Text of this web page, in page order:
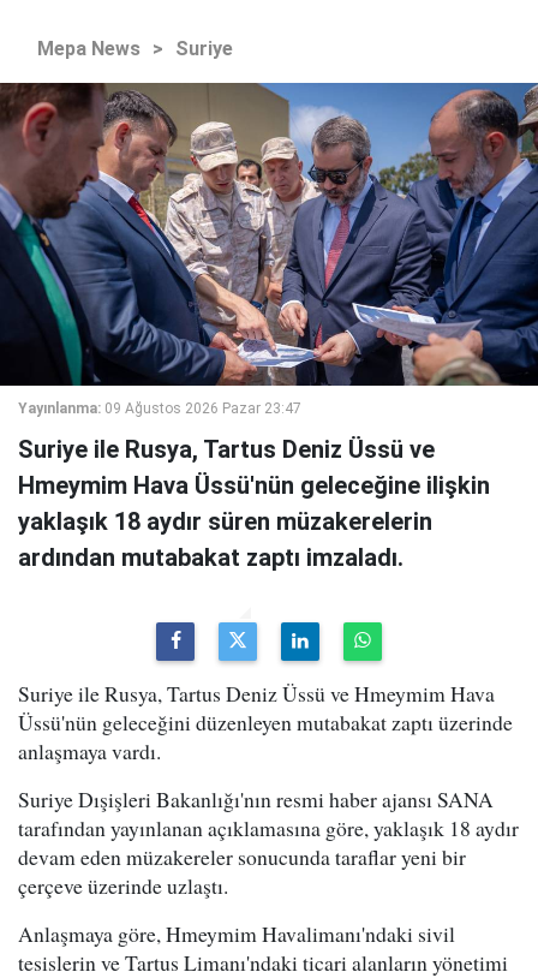
Mepa News > Suriye
Yayınlanma: 09 Ağustos 2026 Pazar 23:47
Suriye ile Rusya, Tartus Deniz Üssü ve
Hmeymim Hava Üssü'nün geleceğine ilişkin
yaklaşık 18 aydır süren müzakerelerin
ardından mutabakat zaptı imzaladı.
Suriye ile Rusya, Tartus Deniz Üssü ve Hmeymim Hava
Üssü'nün geleceğini düzenleyen mutabakat zaptı üzerinde
anlaşmaya vardı.
Suriye Dışişleri Bakanlığı'nın resmi haber ajansı SANA
tarafından yayınlanan açıklamasına göre, yaklaşık 18 aydır
devam eden müzakereler sonucunda taraflar yeni bir
çerçeve üzerinde uzlaştı.
Anlaşmaya göre, Hmeymim Havalimanı'ndaki sivil
tesislerin ve Tartus Limanı'ndaki ticari alanların yönetimi